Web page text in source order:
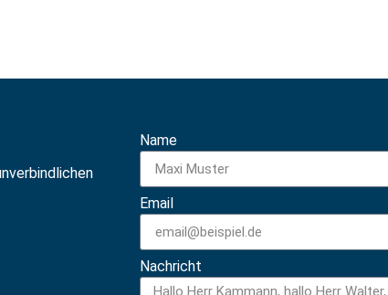
Name
Email
Nachricht